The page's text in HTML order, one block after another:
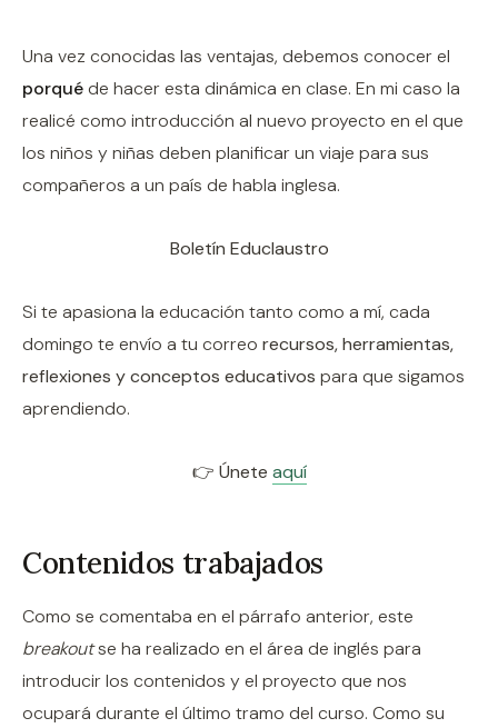
Una vez conocidas las ventajas, debemos conocer el
porquéde hacer esta dinámica en clase. En mi caso la
realicé como introducción al nuevo proyecto en el que
los niños y niñas deben planificar un viaje para sus
compañeros a un país de habla inglesa.
Boletín Educlaustro
Si te apasiona la educación tanto como a mí, cada
domingo te envío a tu correo recursos, herramientas,
reflexiones y conceptos educativos para que sigamos
aprendiendo.
👉 Únete aquí
Contenidos trabajados
Como se comentaba en el párrafo anterior, este
breakoutse ha realizado en el área de inglés para
introducir los contenidos y el proyecto que nos
ocupará durante el último tramo del curso. Como su